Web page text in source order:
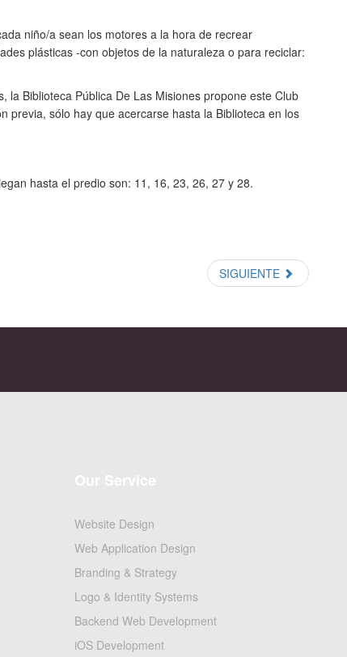
niño/a sean los motores a la hora de recrear
plásticas -con objetos de la naturaleza o para reciclar:
Biblioteca Pública De Las Misiones propone este Club
previa, sólo hay que acercarse hasta la Biblioteca en los
hasta el predio son: 11, 16, 23, 26, 27 y 28.
SIGUIENTE
Website Design
Web Application Design
Branding & Strategy
Logo & Identity Systems
Backend Web Development
iOS Development